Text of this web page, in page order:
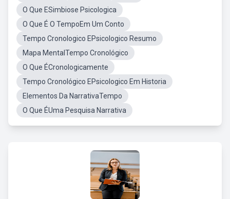
O Que ESimbiose Psicologica
O Que É O TempoEm Um Conto
Tempo Cronologico EPsicologico Resumo
Mapa MentalTempo Cronológico
O Que ÉCronologicamente
Tempo Cronológico EPsicologico Em Historia
Elementos Da NarrativaTempo
O Que ÉUma Pesquisa Narrativa